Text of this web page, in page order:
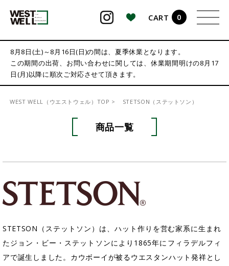
CART
0
8月8日(土)～8月16日(日)の間は、夏季休業となります。
この期間の出荷、お問い合わせに関しては、休業期間明けの8月17
日(月)以降に順次ご対応させて頂きます。
WEST WELL（ウエストウェル）TOP STETSON（ステットソン）
商品一覧
STETSON（ステットソン）は、ハット作りを営む家系に生まれ
たジョン・ビー・ステットソンにより1865年にフィラデルフィ
アで誕生しました。カウボーイが被るウエスタンハット発祥とし